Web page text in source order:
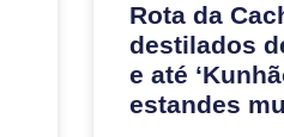
Rota da
destilados
e até
estandes